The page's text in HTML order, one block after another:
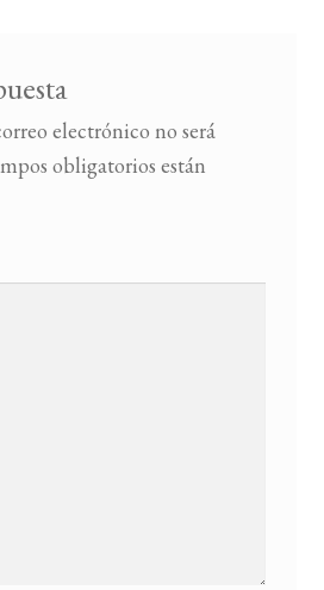
electrónico no será
obligatorios están